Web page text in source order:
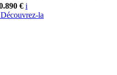
€ i
Découvrez-la